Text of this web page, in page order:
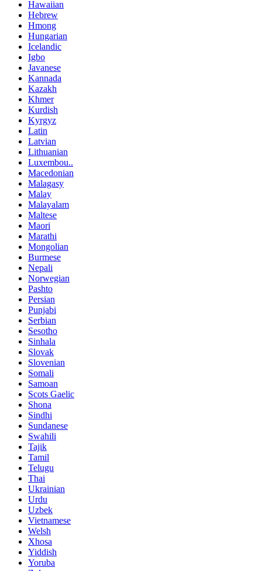
Hawaiian
Hebrew
Hmong
Hungarian
Icelandic
Igbo
Javanese
Kannada
Kazakh
Khmer
Kurdish
Kyrgyz
Latin
Latvian
Lithuanian
Luxembou..
Macedonian
Malagasy
Malay
Malayalam
Maltese
Maori
Marathi
Mongolian
Burmese
Nepali
Norwegian
Pashto
Persian
Punjabi
Serbian
Sesotho
Sinhala
Slovak
Slovenian
Somali
Samoan
Scots Gaelic
Shona
Sindhi
Sundanese
Swahili
Tajik
Tamil
Telugu
Thai
Ukrainian
Urdu
Uzbek
Vietnamese
Welsh
Xhosa
Yiddish
Yoruba